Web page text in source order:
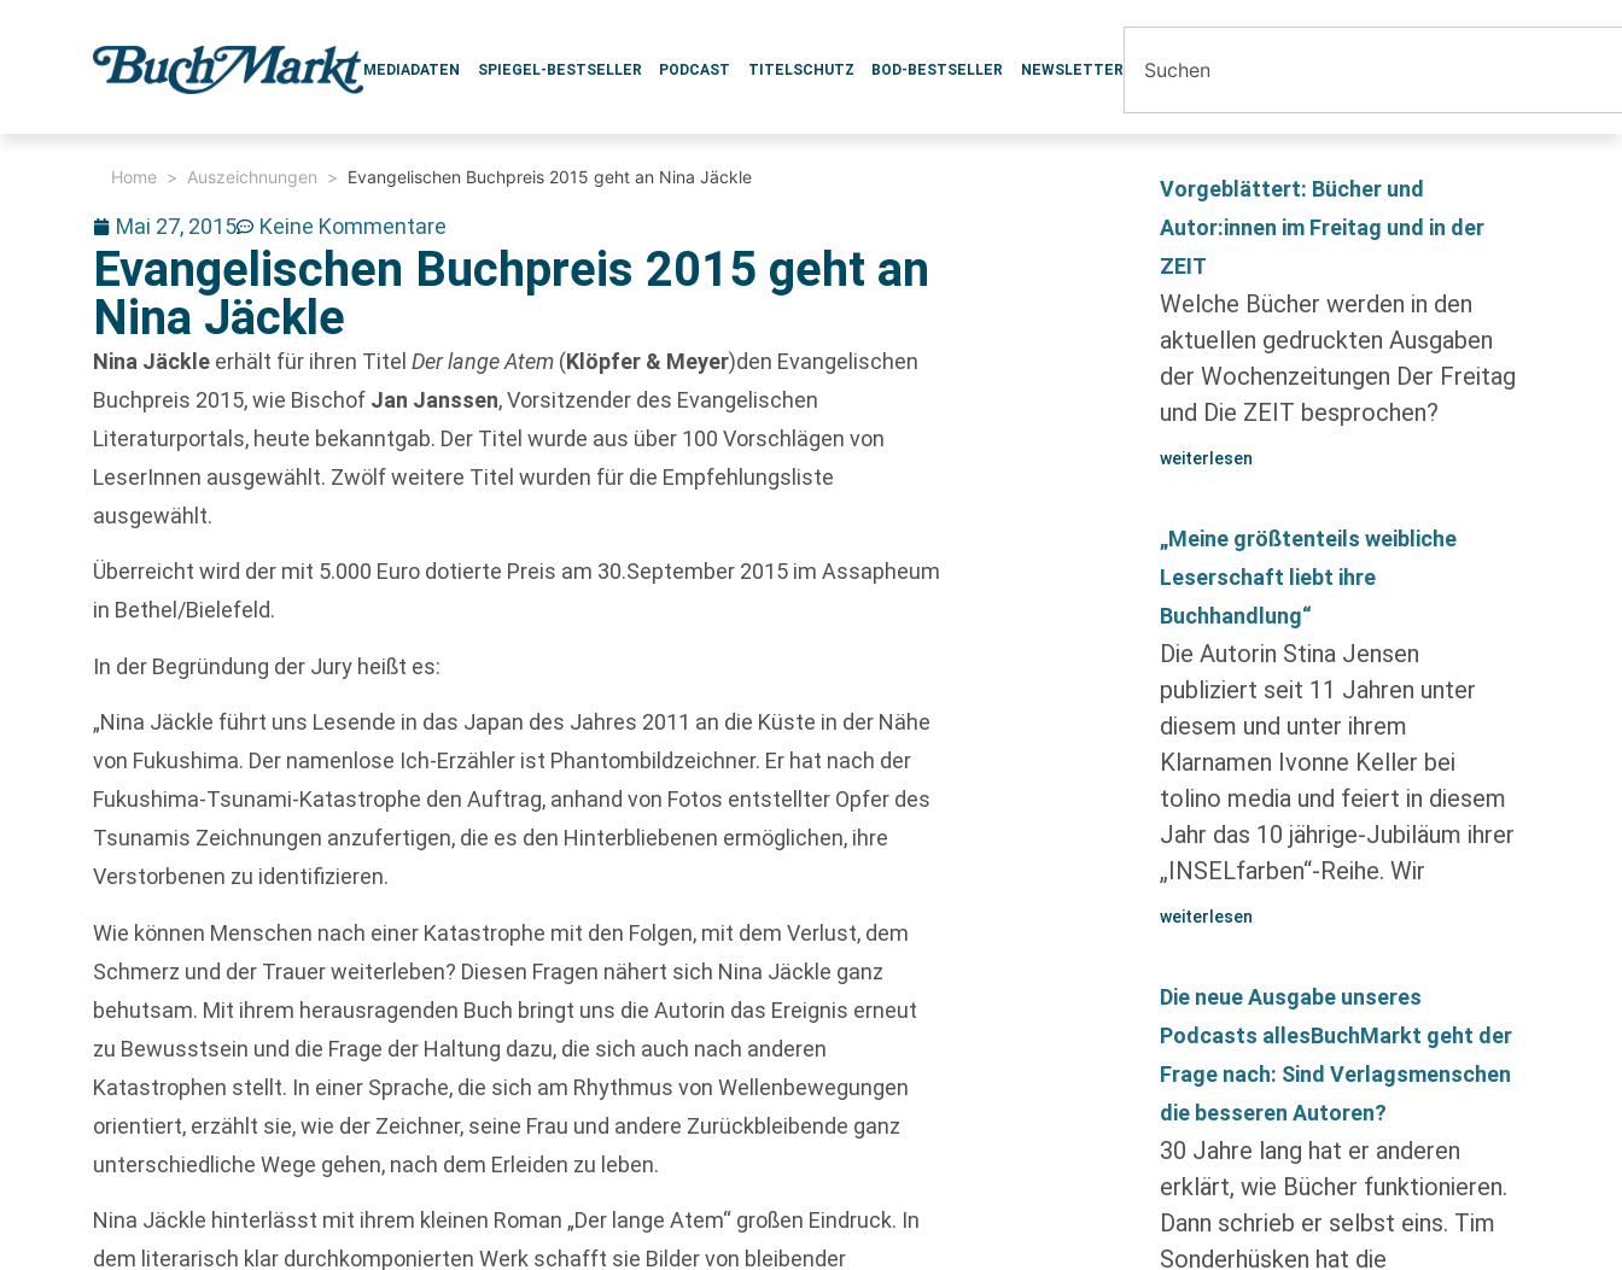
MEDIADATEN SPIEGEL-BESTSELLER PODCAST TITELSCHUTZ BOD-BESTSELLER NEWSLETTER
Home > Auszeichnungen > Evangelischen Buchpreis 2015 geht an Nina Jäckle
Mai 27, 2015 Keine Kommentare
Evangelischen Buchpreis 2015 geht an
Nina Jäckle
Nina Jäckle erhält für ihren TitelDer lange Atem (Klöpfer & Meyer)den Evangelischen
Buchpreis 2015, wie Bischof Jan Janssen, Vorsitzender des Evangelischen
Literaturportals, heute bekanntgab. Der Titel wurde aus über 100 Vorschlägen von
LeserInnen ausgewählt. Zwölf weitere Titel wurden für die Empfehlungsliste
ausgewählt.
Überreicht wird der mit 5.000 Euro dotierte Preis am 30.September 2015 im Assapheum
in Bethel/Bielefeld.
In der Begründung der Jury heißt es:
„Nina Jäckle führt uns Lesende in das Japan des Jahres 2011 an die Küste in der Nähe
von Fukushima. Der namenlose Ich-Erzähler ist Phantombildzeichner. Er hat nach der
Fukushima-Tsunami-Katastrophe den Auftrag, anhand von Fotos entstellter Opfer des
Tsunamis Zeichnungen anzufertigen, die es den Hinterbliebenen ermöglichen, ihre
Verstorbenen zu identifizieren.
Wie können Menschen nach einer Katastrophe mit den Folgen, mit dem Verlust, dem
Schmerz und der Trauer weiterleben? Diesen Fragen nähert sich Nina Jäckle ganz
behutsam. Mit ihrem herausragenden Buch bringt uns die Autorin das Ereignis erneut
zu Bewusstsein und die Frage der Haltung dazu, die sich auch nach anderen
Katastrophen stellt. In einer Sprache, die sich am Rhythmus von Wellenbewegungen
orientiert, erzählt sie, wie der Zeichner, seine Frau und andere Zurückbleibende ganz
unterschiedliche Wege gehen, nach dem Erleiden zu leben.
Nina Jäckle hinterlässt mit ihrem kleinen Roman „Der lange Atem“ großen Eindruck. In
dem literarisch klar durchkomponierten Werk schafft sie Bilder von bleibender
Vorgeblättert: Bücher und
Autor:innen im Freitag und in der
ZEIT
Welche Bücher werden in den
aktuellen gedruckten Ausgaben
der Wochenzeitungen Der Freitag
und Die ZEIT besprochen?
weiterlesen
„Meine größtenteils weibliche
Leserschaft liebt ihre
Buchhandlung“
Die Autorin Stina Jensen
publiziert seit 11 Jahren unter
diesem und unter ihrem
Klarnamen Ivonne Keller bei
tolino media und feiert in diesem
Jahr das 10 jährige-Jubiläum ihrer
„INSELfarben“-Reihe. Wir
weiterlesen
Die neue Ausgabe unseres
Podcasts allesBuchMarkt geht der
Frage nach: Sind Verlagsmenschen
die besseren Autoren?
30 Jahre lang hat er anderen
erklärt, wie Bücher funktionieren.
Dann schrieb er selbst eins. Tim
Sonderhüsken hat die